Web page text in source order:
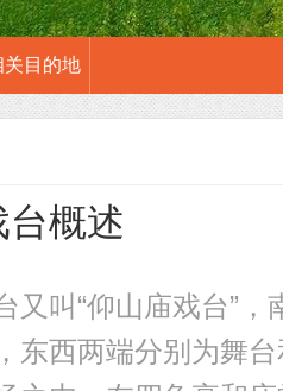
关目的地
台概述
又叫“仰山庙戏台”，
东西两端分别为舞